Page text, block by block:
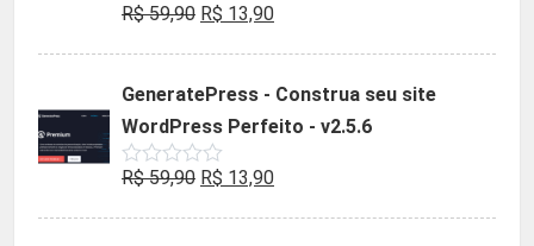
Avaliação
de
R$59,90 O
era:
R$ 59,90.
R$ 13,90O
é:
R$ 13,90.
GeneratePress - Construa seu site
WordPress Perfeito - v2.5.6
Avaliação
de
R$59,90 O
R$ 13,90O